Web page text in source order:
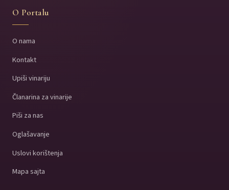
O Portalu
O nama
Kontakt
Upiši vinariju
Članarina za vinarije
Piši za nas
Oglašavanje
Uslovi korištenja
Mapa sajta